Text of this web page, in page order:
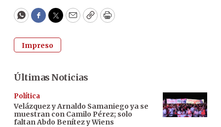
WhatsApp
Facebook
Twitter
EmailCopyPrint
Impreso
Últimas Noticias
Política
Velázquez y Arnaldo Samaniego ya se
muestran con Camilo Pérez; solo
faltan Abdo Benítez y Wiens